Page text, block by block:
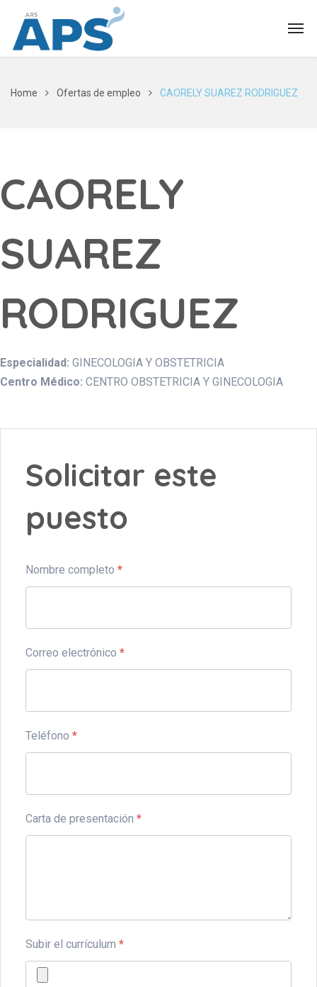
Home Ofertas de empleo CAORELY SUAREZ RODRIGUEZ
CAORELY
SUAREZ
RODRIGUEZ
Especialidad: GINECOLOGIA Y OBSTETRICIA
Centro Médico: CENTRO OBSTETRICIA Y GINECOLOGIA
Solicitar este
puesto
Nombre completo *
Correo electrónico *
Teléfono *
Carta de presentación *
Subir el currículum *